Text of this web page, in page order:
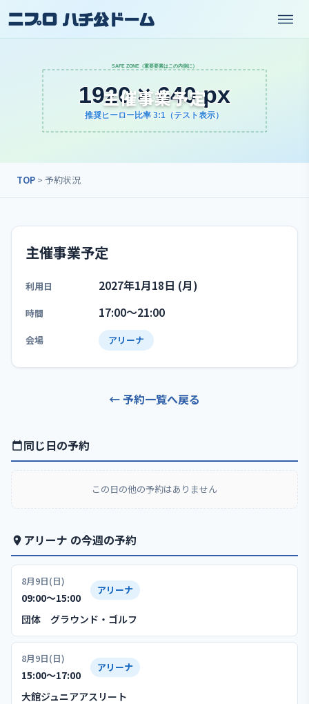
主催事業予定
TOP > 予約状況
主催事業予定
利用日 2027年1月18日 (月)
時間 17:00〜21:00
会場 アリーナ
← 予約一覧へ戻る
同じ日の予約
この日の他の予約はありません
アリーナ の今週の予約
8月9日(日)
09:00〜15:00
アリーナ
団体 グラウンド・ゴルフ
8月9日(日)
15:00〜17:00
アリーナ
大館ジュニアアスリート